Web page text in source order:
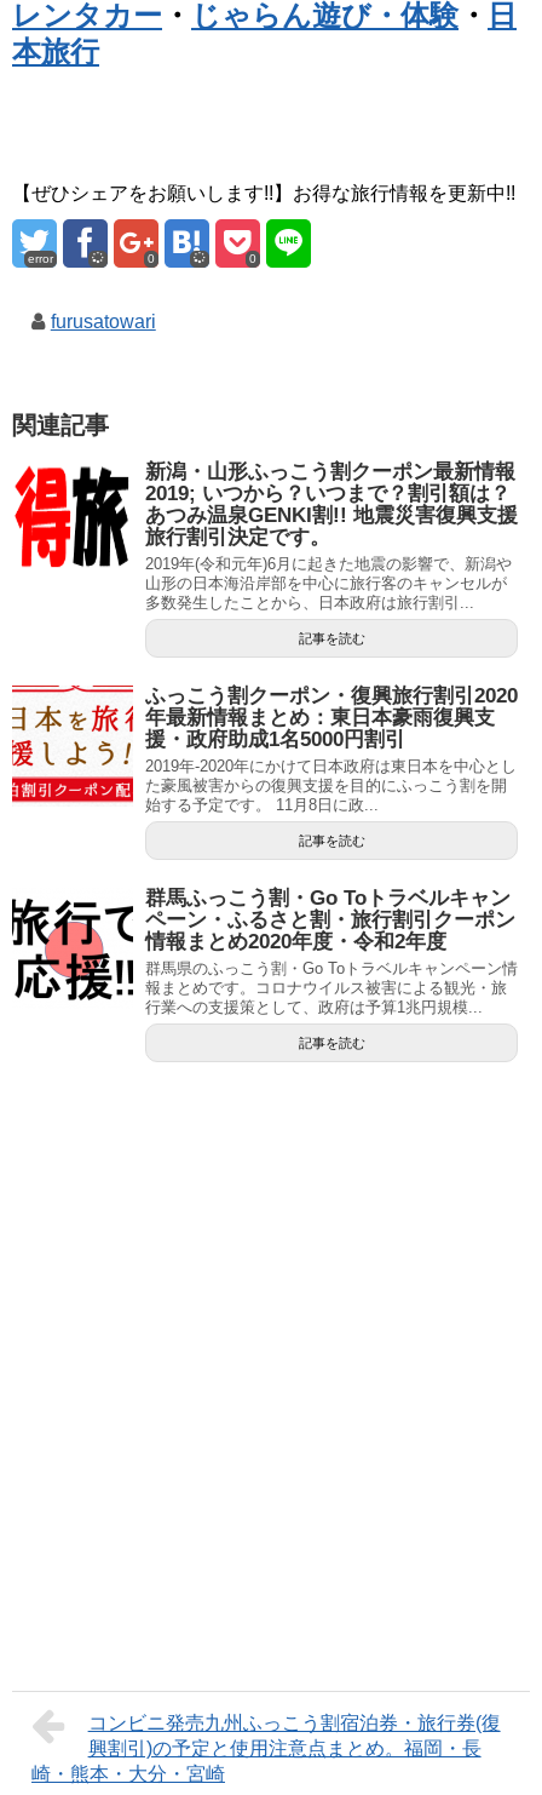
レンタカー ・ じゃらん遊び・体験・ 日
本旅行
【ぜひシェアをお願いします!!】お得な旅行情報を更新中!!
error 0 0
furusatowari
関連記事
新潟・山形ふっこう割クーポン最新情報
2019; いつから？いつまで？割引額は？
あつみ温泉GENKI割!! 地震災害復興支援
旅行割引決定です。
2019年(令和元年)6月に起きた地震の影響で、新潟や
山形の日本海沿岸部を中心に旅行客のキャンセルが
多数発生したことから、日本政府は旅行割引...
記事を読む
ふっこう割クーポン・復興旅行割引2020
年最新情報まとめ：東日本豪雨復興支
援・政府助成1名5000円割引
2019年-2020年にかけて日本政府は東日本を中心とし
た豪風被害からの復興支援を目的にふっこう割を開
始する予定です。 11月8日に政...
記事を読む
群馬ふっこう割・Go Toトラベルキャン
ペーン・ふるさと割・旅行割引クーポン
情報まとめ2020年度・令和2年度
群馬県のふっこう割・Go Toトラベルキャンペーン情
報まとめです。コロナウイルス被害による観光・旅
行業への支援策として、政府は予算1兆円規模...
記事を読む
コンビニ発売九州ふっこう割宿泊券・旅行券(復
興割引)の予定と使用注意点まとめ。福岡・長
崎・熊本・大分・宮崎